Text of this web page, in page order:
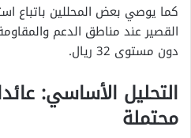
كما يوصي بعض المحللين باتباع
القصير عند مناطق الدعم
دون مستوى 32 ريال.
التحليل الأساسي:
محتملة